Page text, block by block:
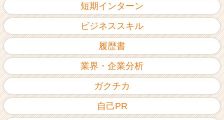
短期インターン
ビジネススキル
履歴書
業界・企業分析
ガクチカ
自己PR